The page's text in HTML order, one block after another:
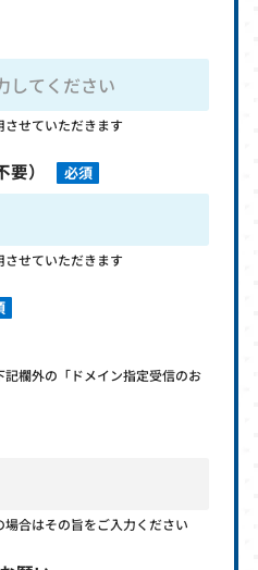
させていただきます
要） 必須
させていただきます
欄外の「ドメイン指定受信のお
合はその旨をご入力ください